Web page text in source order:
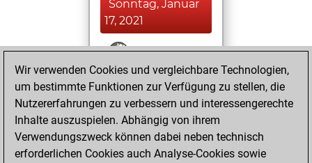
Sonntag, Januar
17, 2021
You won
against Fritz
Fritz
You achieved a
BeautyScore of 13
You achieved a
new Elo of 1619
Wir verwenden Cookies und vergleichbare Technologien,
um bestimmte Funktionen zur Verfügung zu stellen, die
Nutzererfahrungen zu verbessern und interessengerechte
Inhalte auszuspielen. Abhängig von ihrem
Verwendungszweck können dabei neben technisch
erforderlichen Cookies auch Analyse-Cookies sowie